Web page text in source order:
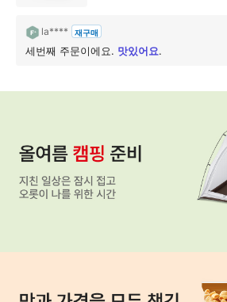
la**** 재구매
세번째 주문이에요. 맛있어요.